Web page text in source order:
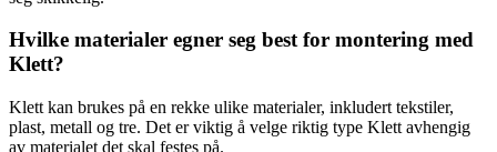
Hvilke materialer egner seg best for montering med
Klett?
Klett kan brukes på en rekke ulike materialer, inkludert tekstiler,
plast, metall og tre. Det er viktig å velge riktig type Klett avhengig
av materialet det skal festes på.